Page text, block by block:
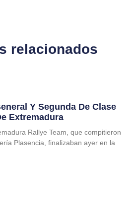
relacionados
Y Segunda De Clase
Extremadura
Rallye Team, que compitieron
Plasencia, finalizaban ayer en la